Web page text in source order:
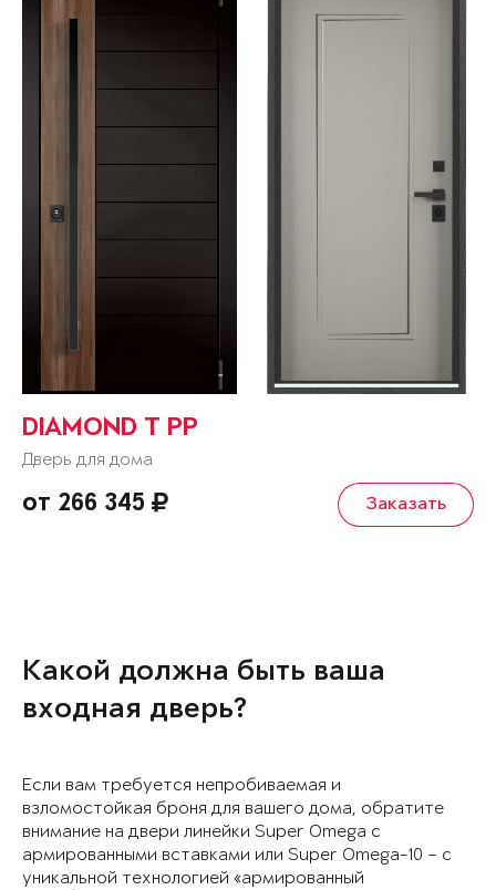
DIAMOND T РР
Дверь для дома
от 266 345 Заказать
Какой должна быть ваша
входная дверь?
Если вам требуется непробиваемая и
взломостойкая броня для вашего дома, обратите
внимание на двери линейки Super Omega с
армированными вставками или Super Omega-10 – с
уникальной технологией «армированный